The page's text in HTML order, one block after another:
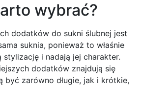
wybrać?
dodatków do sukni ślubnej jest
suknia, ponieważ to właśnie
stylizację i nadają jej charakter.
dodatków znajdują się
być zarówno długie, jak i krótkie,